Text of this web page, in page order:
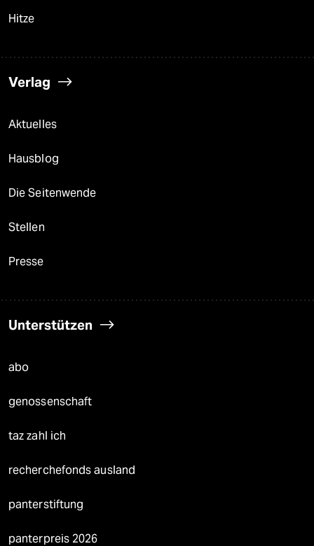
Hitze
Verlag
Aktuelles
Hausblog
Die Seitenwende
Stellen
Presse
Unterstützen
abo
genossenschaft
taz zahl ich
recherchefonds ausland
panterstiftung
panterpreis 2026